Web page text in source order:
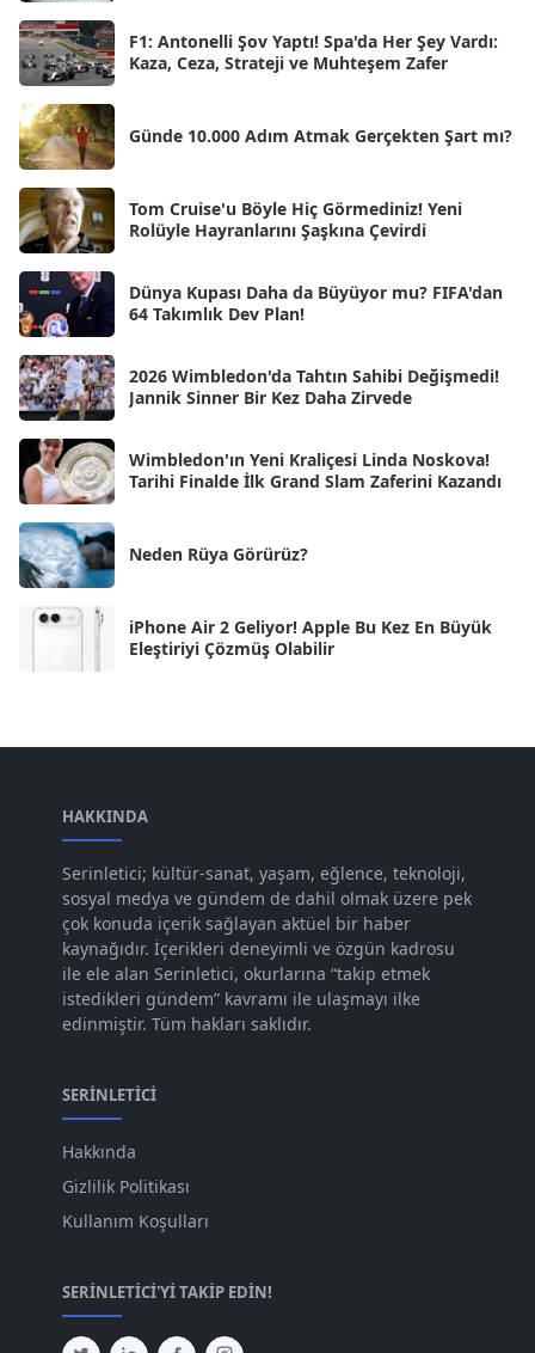
Haz 2025
May 2025 [54]
Nis 2025
Mar 2025
Şub 2025 [57]
Oca 2025
Ara 2024 [25]
Kas 2024
Eki 2024 [46]
Eyl 2024
Ağu 2024 [10]
Tem 2024
Haz 2024 [30]
[59]
Ara 2023 [101]
Kas 2023
Eki 2023 [73]
Eyl 2023 [73]
Ağu 2023 [74]
Tem 2023 [76]
Haz 2023
May 2023
Nis 2023
Mar 2023
Oca 2023 [87]
Ara 2022 [82]
F1: Antonelli Şov Yaptı! Spa'da Her Şey Vardı:
Kaza, Ceza, Strateji ve Muhteşem Zafer
Günde 10.000 Adım Atmak Gerçekten Şart mı?
Tom Cruise'u Böyle Hiç Görmediniz! Yeni
Rolüyle Hayranlarını Şaşkına Çevirdi
Dünya Kupası Daha da Büyüyor mu? FIFA'dan
64 Takımlık Dev Plan!
2026 Wimbledon'da Tahtın Sahibi Değişmedi!
Jannik Sinner Bir Kez Daha Zirvede
Wimbledon'ın Yeni Kraliçesi Linda Noskova!
Tarihi Finalde İlk Grand Slam Zaferini Kazandı
Neden Rüya Görürüz?
iPhone Air 2 Geliyor! Apple Bu Kez En Büyük
Eleştiriyi Çözmüş Olabilir
HAKKINDA
Serinletici; kültür-sanat, yaşam, eğlence, teknoloji,
sosyal medya ve gündem de dahil olmak üzere pek
çok konuda içerik sağlayan aktüel bir haber
kaynağıdır. İçerikleri deneyimli ve özgün kadrosu
ile ele alan Serinletici, okurlarına “takip etmek
istedikleri gündem” kavramı ile ulaşmayı ilke
edinmiştir. Tüm hakları saklıdır.
SERINLETICI
Hakkında
Gizlilik Politikası
Kullanım Koşulları
SERINLETICI'YI TAKIP EDIN!